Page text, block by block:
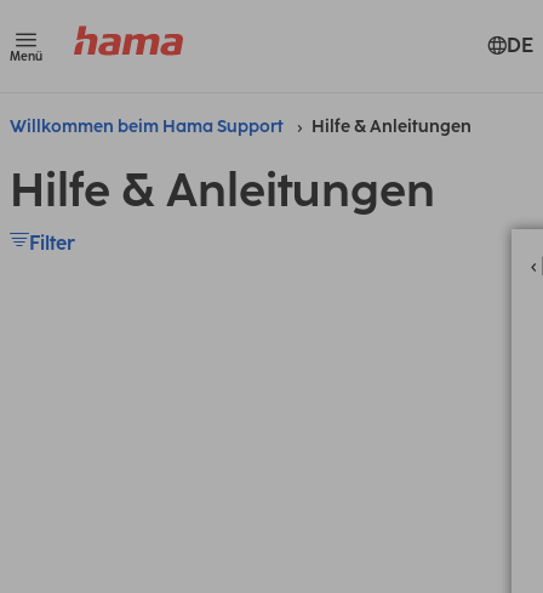
Menü DE
Willkommen beim Hama Support Hilfe & Anleitungen
Hilfe & Anleitungen
Filter